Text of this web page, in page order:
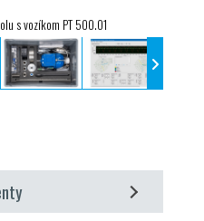
s vozíkom PT 500.01